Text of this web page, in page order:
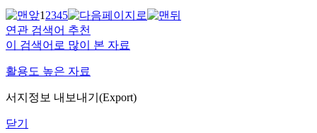
12345
연관 검색어 추천
이 검색어로 많이 본 자료
활용도 높은 자료
서지정보 내보내기(Export)
닫기